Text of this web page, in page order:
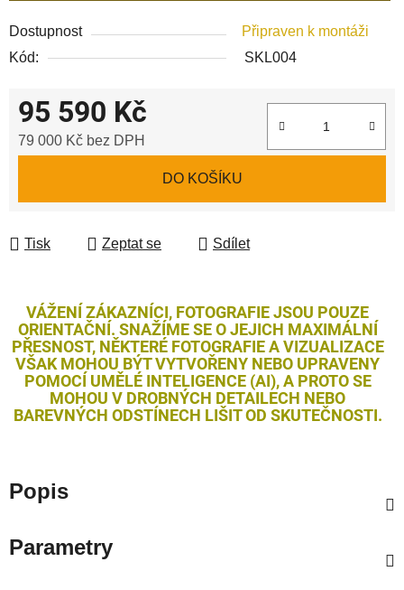
Dostupnost
Připraven k montáži
Kód:
SKL004
95 590 Kč
79 000 Kč bez DPH
DO KOŠÍKU
Tisk Zeptat se Sdílet
VÁŽENÍ ZÁKAZNÍCI, FOTOGRAFIE JSOU POUZE
ORIENTAČNÍ. SNAŽÍME SE O JEJICH MAXIMÁLNÍ
PŘESNOST, NĚKTERÉ FOTOGRAFIE A VIZUALIZACE
VŠAK MOHOU BÝT VYTVOŘENY NEBO UPRAVENY
POMOCÍ UMĚLÉ INTELIGENCE (AI), A PROTO SE
MOHOU V DROBNÝCH DETAILECH NEBO
BAREVNÝCH ODSTÍNECH LIŠIT OD SKUTEČNOSTI.
Popis
Parametry